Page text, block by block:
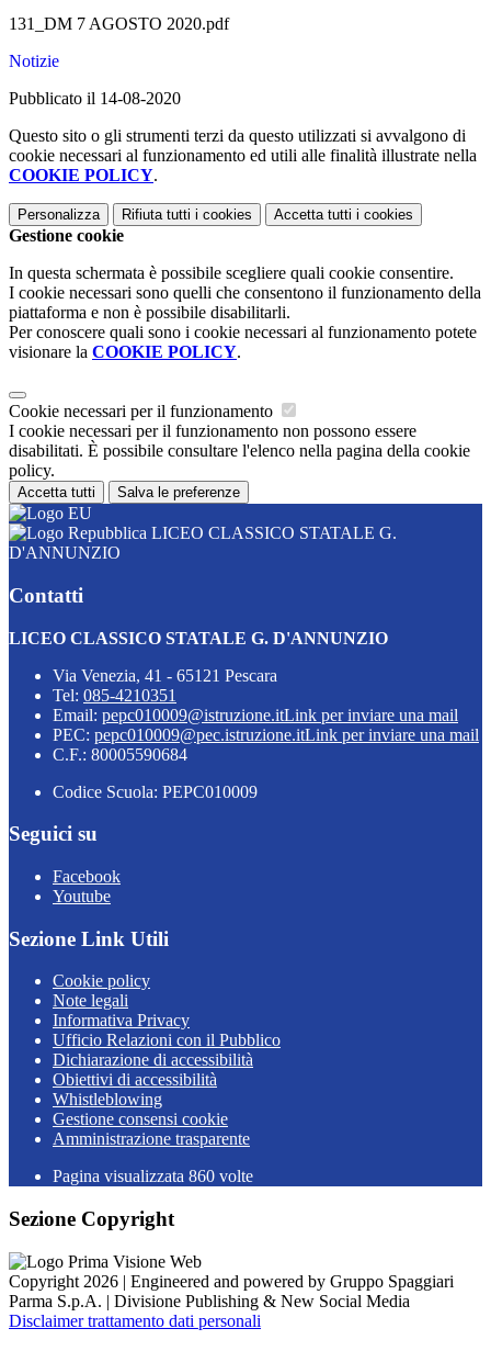
131_DM 7 AGOSTO 2020.pdf
Notizie
Pubblicato il 14-08-2020
Questo sito o gli strumenti terzi da questo utilizzati si avvalgono di
cookie necessari al funzionamento ed utili alle finalità illustrate nella
COOKIE POLICY.
Personalizza Rifiuta tutti i cookies Accetta tutti i cookies
Gestione cookie
In questa schermata è possibile scegliere quali cookie consentire.
I cookie necessari sono quelli che consentono il funzionamento della
piattaforma e non è possibile disabilitarli.
Per conoscere quali sono i cookie necessari al funzionamento potete
visionare la COOKIE POLICY.
Cookie necessari per il funzionamento
I cookie necessari per il funzionamento non possono essere
disabilitati. È possibile consultare l'elenco nella pagina della cookie
policy.
Accetta tutti Salva le preferenze
LICEO CLASSICO STATALE G.
D'ANNUNZIO
Contatti
LICEO CLASSICO STATALE G. D'ANNUNZIO
Via Venezia, 41 - 65121 Pescara
Tel: 085-4210351
Email: pepc010009@istruzione.itLink per inviare una mail
PEC: pepc010009@pec.istruzione.itLink per inviare una mail
C.F.: 80005590684
Codice Scuola: PEPC010009
Seguici su
Facebook
Youtube
Sezione Link Utili
Cookie policy
Note legali
Informativa Privacy
Ufficio Relazioni con il Pubblico
Dichiarazione di accessibilità
Obiettivi di accessibilità
Whistleblowing
Gestione consensi cookie
Amministrazione trasparente
Pagina visualizzata 860 volte
Sezione Copyright
Copyright 2026 | Engineered and powered by Gruppo Spaggiari
Parma S.p.A. | Divisione Publishing & New Social Media
Disclaimer trattamento dati personali